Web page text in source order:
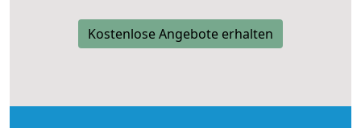
Kostenlose Angebote erhalten